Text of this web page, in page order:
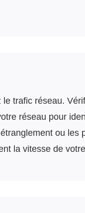
le trafic réseau.
réseau pour
ou les
la vitesse de